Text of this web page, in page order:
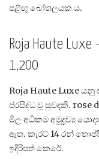
පළිඟු බෝතලයක ය.
Roja Haute
1,200
Roja Haute Luxe
ප්රසිද්ධ වූ සුවඳකි. rose
මිල අධිකම අමුද්‍රව්‍ය
ඇත. කැරට් 14 රන්
ඉදිරිපත් කෙරේ.